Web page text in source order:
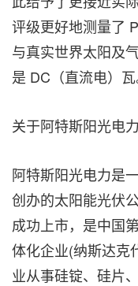
评级更好地测量了
与真实世界太阳及
是 DC（直流电）瓦
关于阿特斯阳光电
阿特斯阳光电力是
创办的太阳能光伏
成功上市，是中国
体化企业(纳斯达克
业从事硅锭、硅片